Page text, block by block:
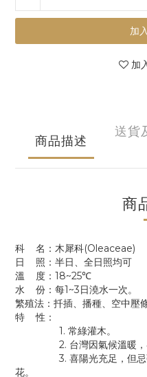
加
加
商品描述
送貨
商
科 名：木犀科(Oleaceae)
日 照：半日、全日照均可
溫 度：18~25℃
水 份：每1~3日澆水一次。
繁殖法：扦插、播種、空中壓條
特 性：
1. 常綠灌木。
2. 台灣因氣候溫暖，各
3. 喜陽光充足，但忌強
花。